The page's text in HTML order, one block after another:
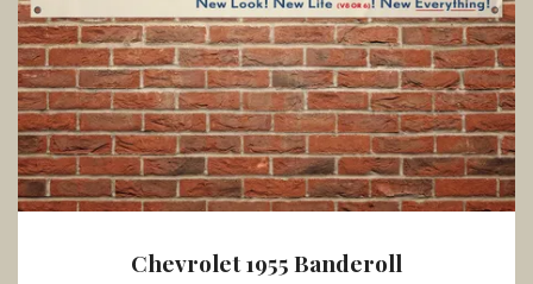
Chevrolet 1955 Banderoll